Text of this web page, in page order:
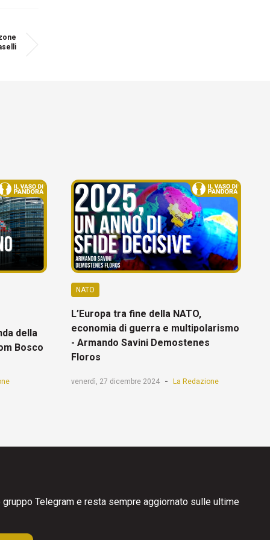
della
Bosco
NATO
L’Europa tra fine della NATO,
economia di guerra e multipolarismo
- Armando Savini Demostenes
Floros
venerdì, 27 dicembre 2024 - La Redazione
Telegram e resta sempre aggiornato sulle ultime